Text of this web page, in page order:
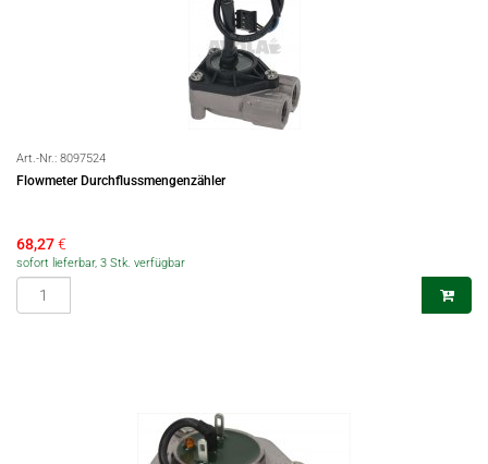
Art.-Nr.: 8097524
Flowmeter Durchflussmengenzähler
68,27€
sofort lieferbar, 3 Stk. verfügbar